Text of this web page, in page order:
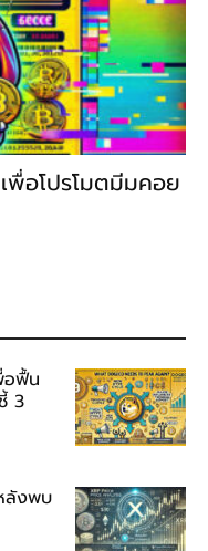
อโปรโมตมีมคอย
อฟื้น
3
ลังพบ